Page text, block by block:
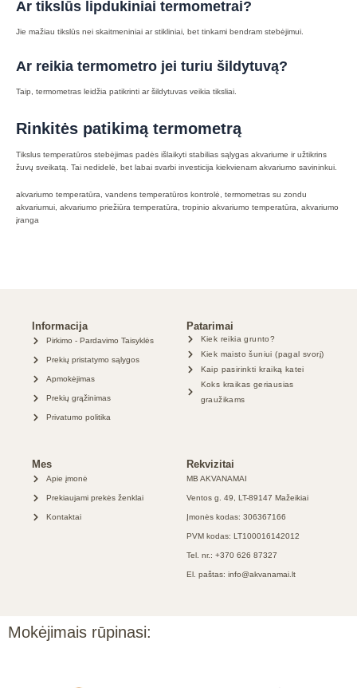
Ar tikslūs lipdukiniai termometrai?
Jie mažiau tikslūs nei skaitmeniniai ar stikliniai, bet tinkami bendram stebėjimui.
Ar reikia termometro jei turiu šildytuvą?
Taip, termometras leidžia patikrinti ar šildytuvas veikia tiksliai.
Rinkitės patikimą termometrą
Tikslus temperatūros stebėjimas padės išlaikyti stabilias sąlygas akvariume ir užtikrins
žuvų sveikatą. Tai nedidelė, bet labai svarbi investicija kiekvienam akvariumo savininkui.
akvariumo temperatūra, vandens temperatūros kontrolė, termometras su zondu
akvariumui, akvariumo priežiūra temperatūra, tropinio akvariumo temperatūra, akvariumo
įranga
Informacija
Pirkimo - Pardavimo Taisyklės
Prekių pristatymo sąlygos
Apmokėjimas
Prekių grąžinimas
Privatumo politika
Patarimai
Kiek reikia grunto?
Kiek maisto šuniui (pagal svorį)
Kaip pasirinkti kraiką katei
Koks kraikas geriausias
graužikams
Mes
Apie įmonė
Prekiaujami prekės ženklai
Kontaktai
Rekvizitai
MB AKVANAMAI
Ventos g. 49, LT-89147 Mažeikiai
Įmonės kodas: 306367166
PVM kodas: LT100016142012
Tel. nr.: +370 626 87327
El. paštas: info@akvanamai.lt
Mokėjimais rūpinasi: